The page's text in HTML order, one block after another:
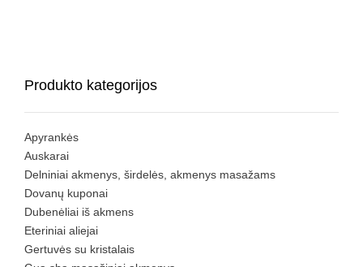
Produkto kategorijos
Apyrankės
Auskarai
Delniniai akmenys, širdelės, akmenys masažams
Dovanų kuponai
Dubenėliai iš akmens
Eteriniai aliejai
Gertuvės su kristalais